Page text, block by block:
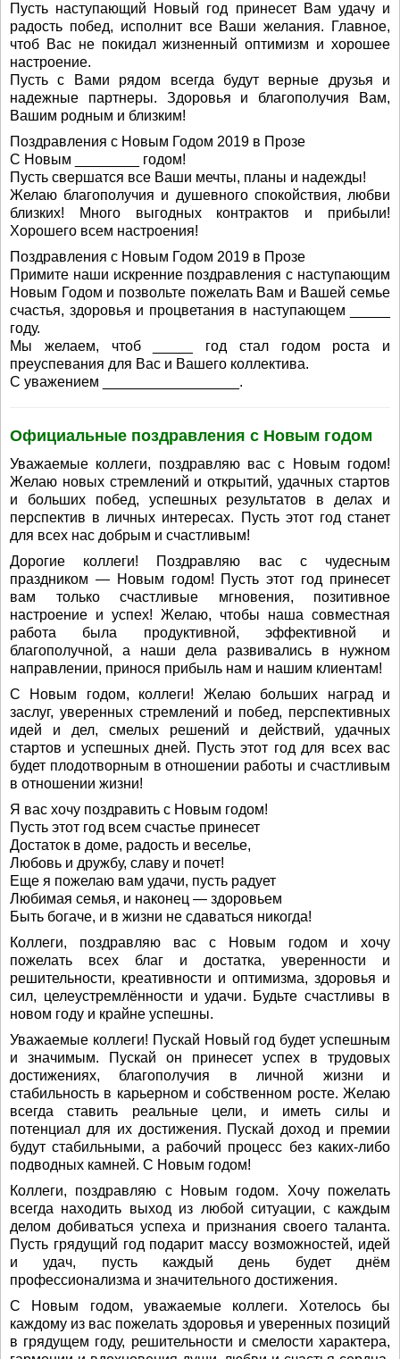
Пусть наступающий Новый год принесет Вам удачу и
радость побед, исполнит все Ваши желания. Главное,
чтоб Вас не покидал жизненный оптимизм и хорошее
настроение.
Пусть с Вами рядом всегда будут верные друзья и
надежные партнеры. Здоровья и благополучия Вам,
Вашим родным и близким!
Поздравления с Новым Годом 2019 в Прозе
С Новым ________ годом!
Пусть свершатся все Ваши мечты, планы и надежды!
Желаю благополучия и душевного спокойствия, любви
близких! Много выгодных контрактов и прибыли!
Хорошего всем настроения!
Поздравления с Новым Годом 2019 в Прозе
Примите наши искренние поздравления с наступающим
Новым Годом и позвольте пожелать Вам и Вашей семье
счастья, здоровья и процветания в наступающем _____
году.
Мы желаем, чтоб _____ год стал годом роста и
преуспевания для Вас и Вашего коллектива.
С уважением _________________.
Официальные поздравления с Новым годом
Уважаемые коллеги, поздравляю вас с Новым годом!
Желаю новых стремлений и открытий, удачных стартов
и больших побед, успешных результатов в делах и
перспектив в личных интересах. Пусть этот год станет
для всех нас добрым и счастливым!
Дорогие коллеги! Поздравляю вас с чудесным
праздником — Новым годом! Пусть этот год принесет
вам только счастливые мгновения, позитивное
настроение и успех! Желаю, чтобы наша совместная
работа была продуктивной, эффективной и
благополучной, а наши дела развивались в нужном
направлении, принося прибыль нам и нашим клиентам!
С Новым годом, коллеги! Желаю больших наград и
заслуг, уверенных стремлений и побед, перспективных
идей и дел, смелых решений и действий, удачных
стартов и успешных дней. Пусть этот год для всех вас
будет плодотворным в отношении работы и счастливым
в отношении жизни!
Я вас хочу поздравить с Новым годом!
Пусть этот год всем счастье принесет
Достаток в доме, радость и веселье,
Любовь и дружбу, славу и почет!
Еще я пожелаю вам удачи, пусть радует
Любимая семья, и наконец — здоровьем
Быть богаче, и в жизни не сдаваться никогда!
Коллеги, поздравляю вас с Новым годом и хочу
пожелать всех благ и достатка, уверенности и
решительности, креативности и оптимизма, здоровья и
сил, целеустремлённости и удачи. Будьте счастливы в
новом году и крайне успешны.
Уважаемые коллеги! Пускай Новый год будет успешным
и значимым. Пускай он принесет успех в трудовых
достижениях, благополучия в личной жизни и
стабильность в карьерном и собственном росте. Желаю
всегда ставить реальные цели, и иметь силы и
потенциал для их достижения. Пускай доход и премии
будут стабильными, а рабочий процесс без каких-либо
подводных камней. С Новым годом!
Коллеги, поздравляю с Новым годом. Хочу пожелать
всегда находить выход из любой ситуации, с каждым
делом добиваться успеха и признания своего таланта.
Пусть грядущий год подарит массу возможностей, идей
и удач, пусть каждый день будет днём
профессионализма и значительного достижения.
С Новым годом, уважаемые коллеги. Хотелось бы
каждому из вас пожелать здоровья и уверенных позиций
в грядущем году, решительности и смелости характера,